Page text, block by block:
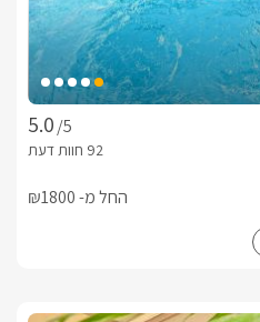
/5
החל מ- ₪1800